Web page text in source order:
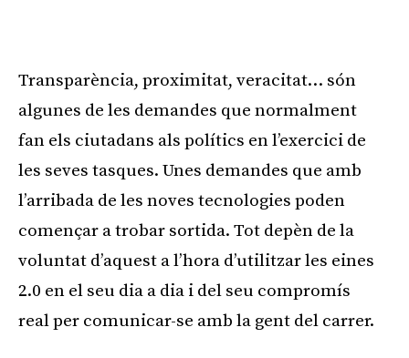
Transparència, proximitat, veracitat… són
algunes de les demandes que normalment
fan els ciutadans als polítics en l’exercici de
les seves tasques. Unes demandes que amb
l’arribada de les noves tecnologies poden
començar a trobar sortida. Tot depèn de la
voluntat d’aquest a l’hora d’utilitzar les eines
2.0 en el seu dia a dia i del seu compromís
real per comunicar-se amb la gent del carrer.